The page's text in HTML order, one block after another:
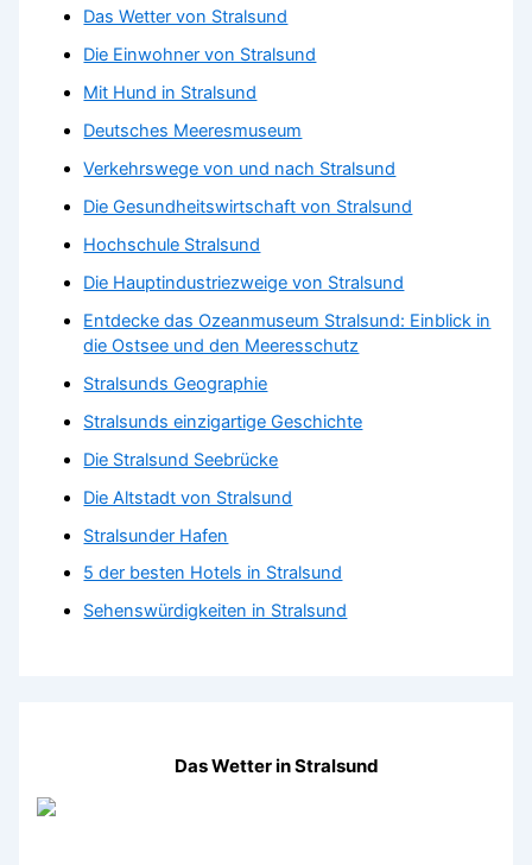
Das Wetter von Stralsund
Die Einwohner von Stralsund
Mit Hund in Stralsund
Deutsches Meeresmuseum
Verkehrswege von und nach Stralsund
Die Gesundheitswirtschaft von Stralsund
Hochschule Stralsund
Die Hauptindustriezweige von Stralsund
Entdecke das Ozeanmuseum Stralsund: Einblick in
die Ostsee und den Meeresschutz
Stralsunds Geographie
Stralsunds einzigartige Geschichte
Die Stralsund Seebrücke
Die Altstadt von Stralsund
Stralsunder Hafen
5 der besten Hotels in Stralsund
Sehenswürdigkeiten in Stralsund
Das Wetter in Stralsund